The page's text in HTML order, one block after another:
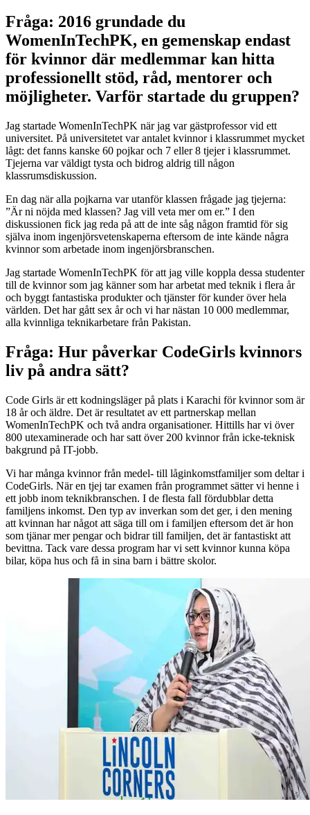
Fråga: 2016 grundade du
WomenInTechPK, en gemenskap endast
för kvinnor där medlemmar kan hitta
professionellt stöd, råd, mentorer och
möjligheter. Varför startade du gruppen?
Jag startade WomenInTechPK när jag var gästprofessor vid ett
universitet. På universitetet var antalet kvinnor i klassrummet mycket
lågt: det fanns kanske 60 pojkar och 7 eller 8 tjejer i klassrummet.
Tjejerna var väldigt tysta och bidrog aldrig till någon
klassrumsdiskussion.
En dag när alla pojkarna var utanför klassen frågade jag tjejerna:
”Är ni nöjda med klassen? Jag vill veta mer om er.” I den
diskussionen fick jag reda på att de inte såg någon framtid för sig
själva inom ingenjörsvetenskaperna eftersom de inte kände några
kvinnor som arbetade inom ingenjörsbranschen.
Jag startade WomenInTechPK för att jag ville koppla dessa studenter
till de kvinnor som jag känner som har arbetat med teknik i flera år
och byggt fantastiska produkter och tjänster för kunder över hela
världen. Det har gått sex år och vi har nästan 10 000 medlemmar,
alla kvinnliga teknikarbetare från Pakistan.
Fråga: Hur påverkar CodeGirls kvinnors
liv på andra sätt?
Code Girls är ett kodningsläger på plats i Karachi för kvinnor som är
18 år och äldre. Det är resultatet av ett partnerskap mellan
WomenInTechPK och två andra organisationer. Hittills har vi över
800 utexaminerade och har satt över 200 kvinnor från icke-teknisk
bakgrund på IT-jobb.
Vi har många kvinnor från medel- till låginkomstfamiljer som deltar i
CodeGirls. När en tjej tar examen från programmet sätter vi henne i
ett jobb inom teknikbranschen. I de flesta fall fördubblar detta
familjens inkomst. Den typ av inverkan som det ger, i den mening
att kvinnan har något att säga till om i familjen eftersom det är hon
som tjänar mer pengar och bidrar till familjen, det är fantastiskt att
bevittna. Tack vare dessa program har vi sett kvinnor kunna köpa
bilar, köpa hus och få in sina barn i bättre skolor.